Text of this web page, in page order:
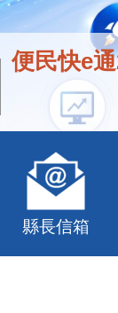
便民快e
縣長信箱